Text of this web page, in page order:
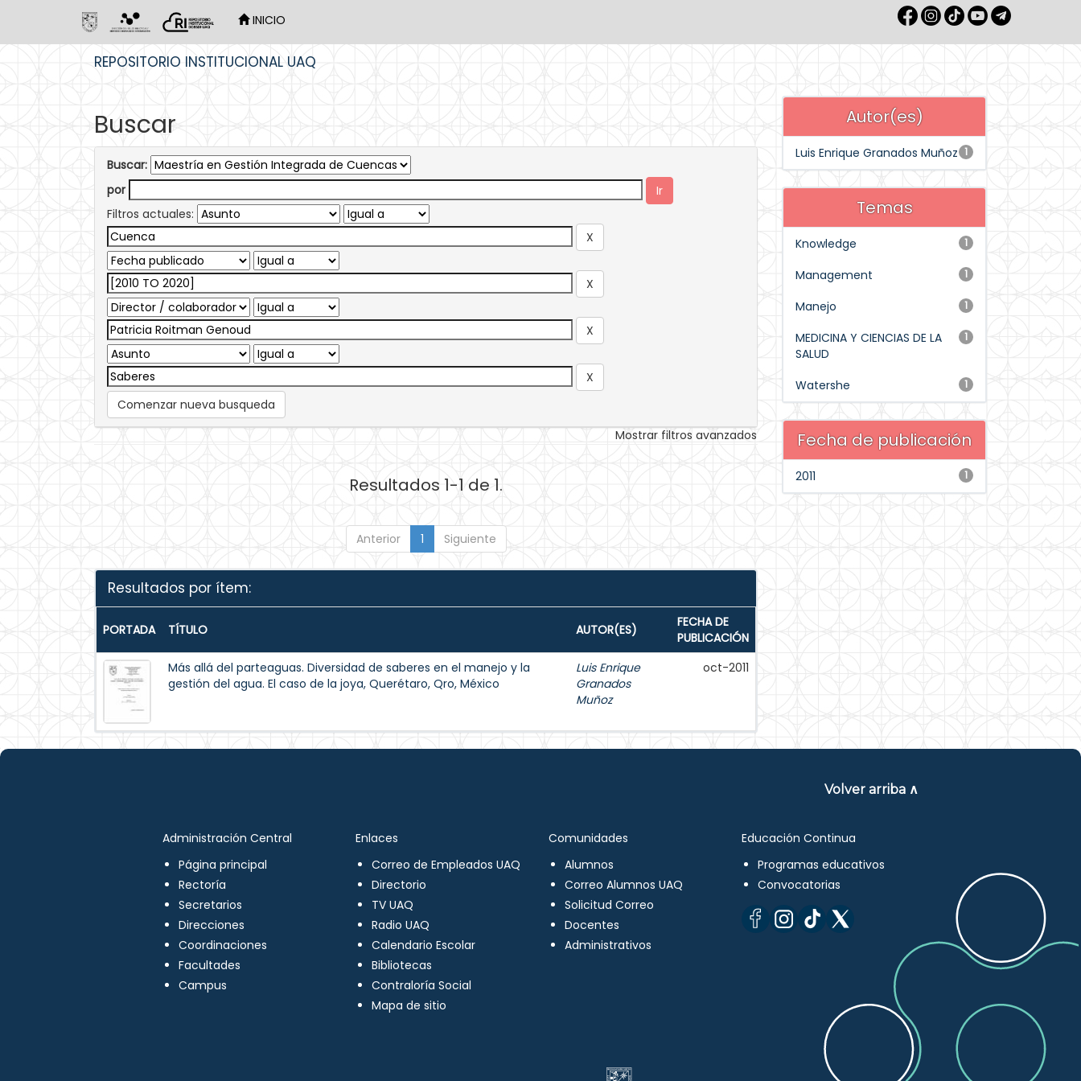
INICIO
REPOSITORIO INSTITUCIONAL UAQ
Buscar
Buscar:
por
Filtros actuales:
Comenzar nueva busqueda
Mostrar filtros avanzados
Resultados 1-1 de 1.
Anterior 1 Siguiente
Resultados por ítem:
PORTADA TÍTULO AUTOR(ES)
FECHA DE
PUBLICACIÓN
Más allá del parteaguas. Diversidad de saberes en el manejo y la
gestión del agua. El caso de la joya, Querétaro, Qro, México
Luis Enrique
Granados
Muñoz
oct-2011
Autor(es)
1
Luis Enrique Granados Muñoz
Temas
1
Knowledge
1
Management
1
Manejo
1
MEDICINA Y CIENCIAS DE LA
SALUD
1
Watershe
Fecha de publicación
1
2011
Volver arriba ∧
Administración Central
Página principal
Rectoría
Secretarios
Direcciones
Coordinaciones
Facultades
Campus
Enlaces
Correo de Empleados UAQ
Directorio
TV UAQ
Radio UAQ
Calendario Escolar
Bibliotecas
Contraloría Social
Mapa de sitio
Comunidades
Alumnos
Correo Alumnos UAQ
Solicitud Correo
Docentes
Administrativos
Educación Continua
Programas educativos
Convocatorias